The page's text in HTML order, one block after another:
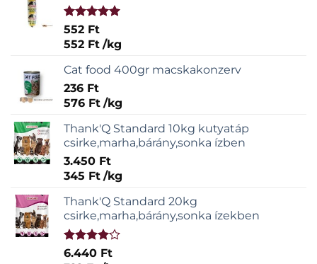
Értékelés:
5.00/ 5
552 Ft
552 Ft /kg
Cat food 400gr macskakonzerv
236 Ft
576 Ft /kg
Thank'Q Standard 10kg kutyatáp
csirke,marha,bárány,sonka ízben
3.450 Ft
345 Ft /kg
Thank'Q Standard 20kg
csirke,marha,bárány,sonka ízekben
Értékelés:
6.440 Ft